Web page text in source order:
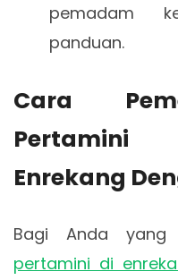
pemadam
panduan.
Cara
Pertamini
Enrekang
Bagi Anda yang
pertamini di